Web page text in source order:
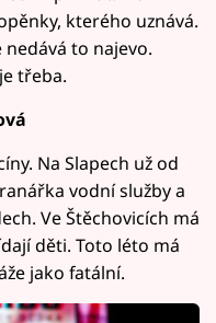
kterého uznává.
nedává to najevo.
třeba.
Na Slapech už od
vodní služby a
Ve Štěchovicích má
děti. Toto léto má
jako fatální.